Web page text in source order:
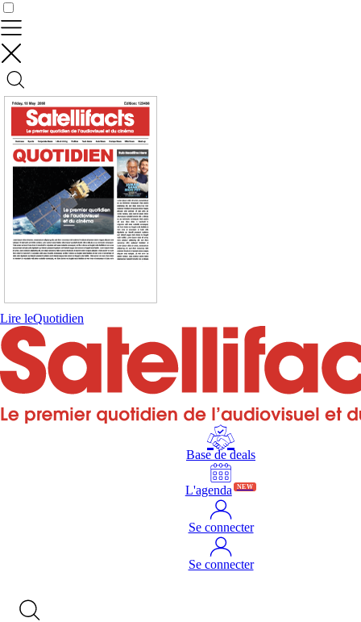
Lire leQuotidien
Base de deals
L'agenda NEW
Se connecter
Se connecter
Contrôler vos données